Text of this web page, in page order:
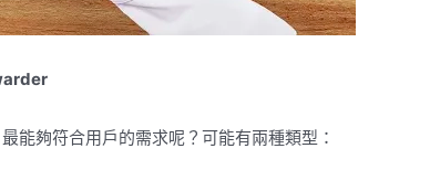
能夠符合用戶的需求呢？可能有兩種類型：